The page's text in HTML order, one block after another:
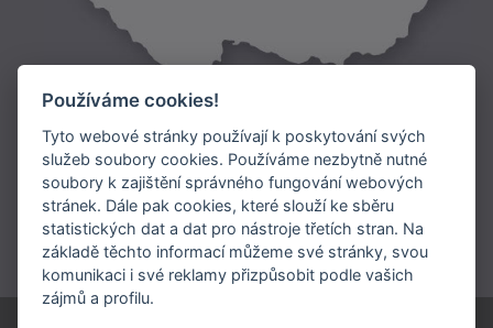
Doprava:
Platba:
Používáme cookies!
Tyto webové stránky používají k poskytování svých
služeb soubory cookies. Používáme nezbytně nutné
soubory k zajištění správného fungování webových
stránek. Dále pak cookies, které slouží ke sběru
statistických dat a dat pro nástroje třetích stran. Na
základě těchto informací můžeme své stránky, svou
komunikaci i své reklamy přizpůsobit podle vašich
zájmů a profilu.